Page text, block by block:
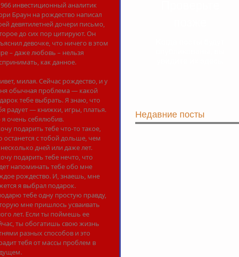
инвестиционный аналитик
Браун на рождество написал
девятилетней дочери письмо,
до сих пор цитируют. Он
девочке, что ничего в этом
– даже любовь – нельзя
как данное.
милая. Сейчас рождество, и у
обычная проблема — какой
тебе выбрать. Я знаю, что
радует — книжки, игры, платья.
очень себялюбив.
подарить тебе что-то такое,
останется с тобой дольше, чем
дней или даже лет.
подарить тебе нечто, что
напоминать тебе обо мне
рождество. И, знаешь, мне
я выбрал подарок.
тебе одну простую правду,
мне пришлось усваивать
лет. Если ты поймешь ее
ты обогатишь свою жизнь
разных способов и это
тебя от массы проблем в
Недавние посты